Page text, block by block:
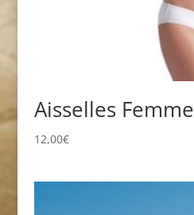
Aisselles Femme
12,00€